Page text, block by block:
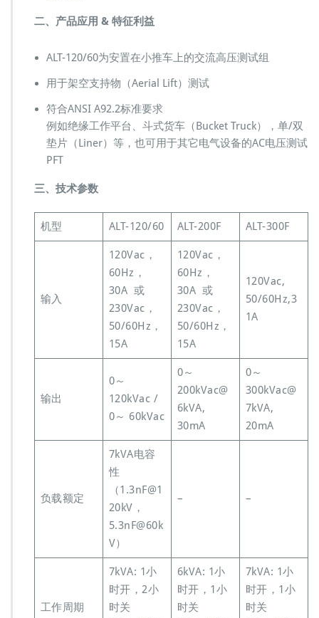
备
架
绝
装
测
试
仪
0
0
F
报
二、产品应用 & 特征利益
ALT-120/60为安置在小推车上的交流高压测试组
用于架空支持物（Aerial Lift）测试
符合ANSI A92.2标准要求
例如绝缘工作平台、斗式货车（Bucket Truck），单/双
垫片（Liner）等，也可用于其它电气设备的AC电压测试
PFT
三、技术参数
机型 ALT-120/60 ALT-200F ALT-300F
输入
120Vac，
60Hz，
30A 或
230Vac，
50/60Hz，
15A
120Vac，
60Hz，
30A 或
230Vac，
50/60Hz，
15A
120Vac,
50/60Hz,3
1A
输出
0～
120kVac /
0～ 60kVac
0～
200kVac@
6kVA,
30mA
0～
300kVac@
7kVA,
20mA
负载额定
7kVA电容
性
（1.3nF@1
20kV，
5.3nF@60k
V）
– –
工作周期
7kVA: 1小
时开，2小
时关
6kVA: 1小
时开，1小
时关
7kVA: 1小
时开，1小
时关